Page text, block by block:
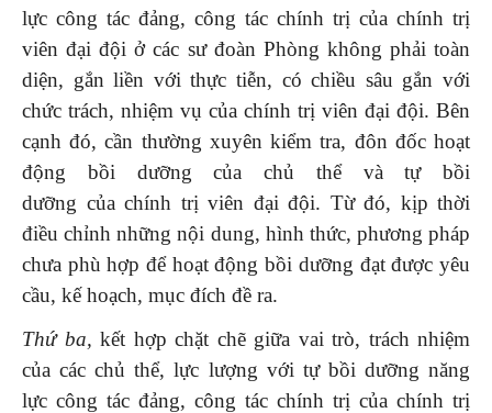
lực công tác đảng, công tác chính trị của chính trị
viên đại đội ở các sư đoàn Phòng không phải toàn
diện, gắn liền với thực tiễn, có chiều sâu gắn với
chức trách, nhiệm vụ của chính trị viên đại đội. Bên
cạnh đó, cần thường xuyên kiểm tra, đôn đốc hoạt
động bồi dưỡng của chủ thể và tự bồi
dưỡng của chính trị viên đại đội. Từ đó, kịp thời
điều chỉnh những nội dung, hình thức, phương pháp
chưa phù hợp để hoạt động bồi dưỡng đạt được yêu
cầu, kế hoạch, mục đích đề ra.
Thứ ba, kết hợp chặt chẽ giữa vai trò, trách nhiệm
của các chủ thể, lực lượng với tự bồi dưỡng năng
lực công tác đảng, công tác chính trị của chính trị